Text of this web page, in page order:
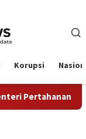
Korupsi
Profesionalisme